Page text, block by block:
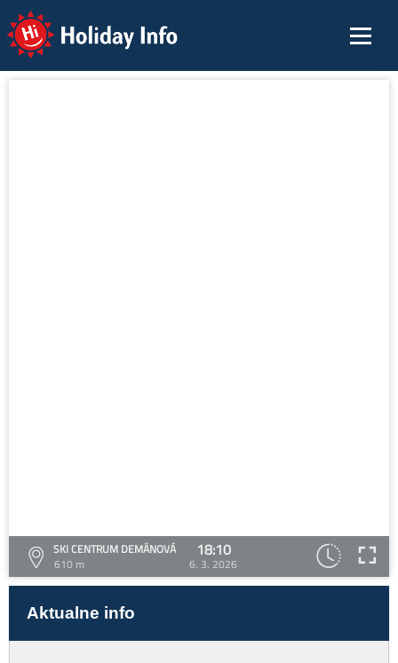
Holiday Info
SKI CENTRUM DEMÄNOVÁ
610 m
18:10
6. 3. 2026
Aktualne info